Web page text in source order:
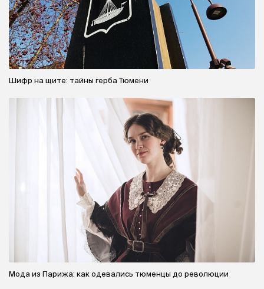
Шифр на щите: тайны герба Тюмени
Мода из Парижа: как одевались тюменцы до революции